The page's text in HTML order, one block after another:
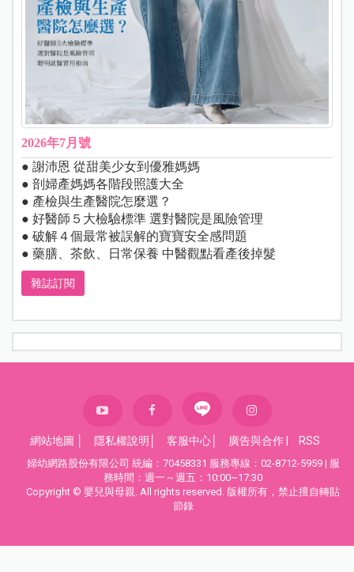
2026年7月號
● 謝沛恩 從甜美少女到優雅媽媽
● 剖婦產媽媽各階段照護大全
● 產檢與生產醫院怎麼選？
● 好醫師５大檢驗標準 選對醫院是風險管理
● 破解４個最常被誤解的寶寶安全感問題
● 藥膳、茶飲、日常保養 中醫觀點看產後掉髮
雜誌訂閱
網站地圖 隱私權說明 客服中心 廣告與合作 RSS
婦幼網路股份有限公司 統編：70458331 服務專線：02-8712-5959 | 服
務時間：週一～週五：10:00~17:30
Copyright © 嬰兒與母親. All rights reserved. 版權所有，禁止擅自轉貼
節錄